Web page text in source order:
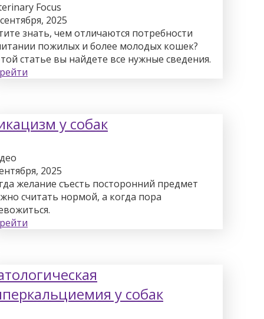
Focus
2025
знать, чем отличаются потребности
пожилых и более молодых кошек?
статье вы найдете все нужные сведения.
у собак
2025
желание съесть посторонний предмет
считать нормой, а когда пора
у собак